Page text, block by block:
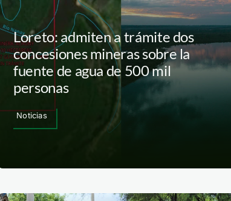
Loreto: admiten a trámite dos
concesiones mineras sobre la
fuente de agua de 500 mil
personas
Noticias